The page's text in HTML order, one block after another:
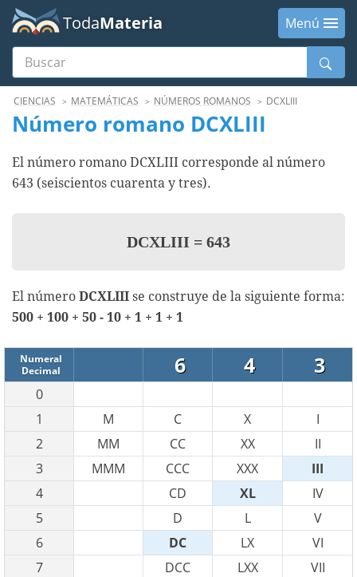
TodaMateria
Menú
Buscar
MenúCIENCIAS MATEMÁTICAS NÚMEROS ROMANOS DCXLIII
Número romano DCXLIII
El número romano DCXLIII corresponde al número
643 (seiscientos cuarenta y tres).
DCXLIII = 643
El número DCXLIII se construye de la siguiente forma:
500 + 100 + 50 - 10 + 1 + 1 + 1
Numeral
Decimal
6 4 3
0
1
M C X
I
2
MM CC XX
II
3
MMM CCC XXX
III
4
CD XL
IV
5
D L
V
6
DC LX
VI
7
DCC LXX
VII